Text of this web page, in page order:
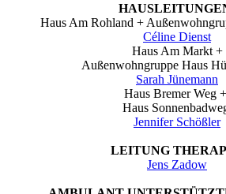
Haus Am Rohland +
Céline Dienst
Haus Am Markt +
Außenwohngruppe Haus
Sarah Jünemann
Haus Bremer Weg +
Haus
Jennifer Schößler
LEITUNG
Jens Zadow